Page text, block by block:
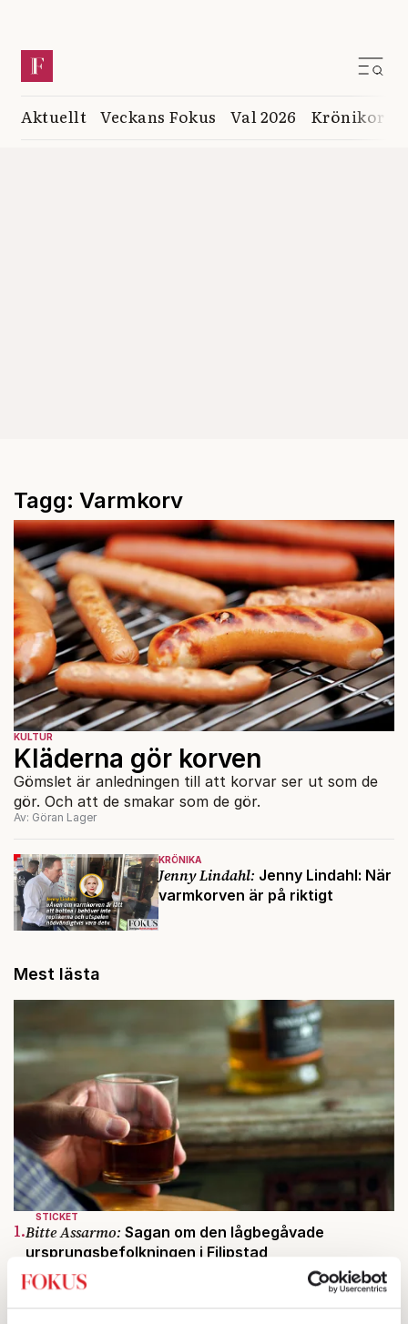
Aktuellt Veckans Fokus Val 2026 Krönikor
Tagg: Varmkorv
KRÖNIKA
Jenny Lindahl: Jenny Lindahl: När
varmkorven är på riktigt
KULTUR
Kläderna gör korven
Gömslet är anledningen till att korvar ser ut som de
gör. Och att de smakar som de gör.
Av: Göran Lager
Mest lästa
STICKET
1.Bitte Assarmo: Sagan om den lågbegåvade
ursprungsbefolkningen i Filipstad
2.Frans Wachtmeister:
Ja, AC är ett hot mot den
franska civilisationen